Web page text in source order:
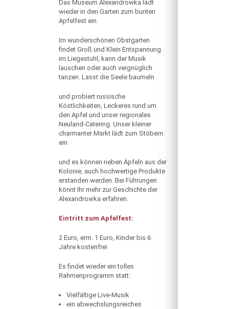
Das Museum Alexandrowka lädt
wieder in den Garten zum bunten
Apfelfest ein.
Im wunderschönen Obstgarten
findet Groß und Klein Entspannung
im Liegestuhl, kann der Musik
lauschen oder auch vergnüglich
tanzen. Lasst die Seele baumeln
und probiert russische
Köstlichkeiten, Leckeres rund um
den Apfel und unser regionales
Neuland-Catering. Unser kleiner
charmanter Markt lädt zum Stöbern
ein
und es können neben Äpfeln aus der
Kolonie, auch hochwertige Produkte
erstanden werden. Bei Führungen
könnt Ihr mehr zur Geschichte der
Alexandrowka erfahren.
Eintritt zum Apfelfest:
2 Euro, erm. 1 Euro, Kinder bis 6
Jahre kostenfrei
Es findet wieder ein tolles
Rahmenprogramm statt:
Vielfältige Live-Musik
ein abwechslungsreiches